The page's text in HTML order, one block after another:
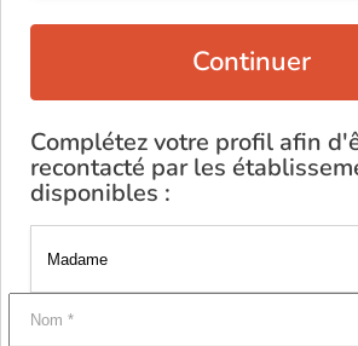
Continuer
Complétez votre profil afin
recontacté par les
disponibles :